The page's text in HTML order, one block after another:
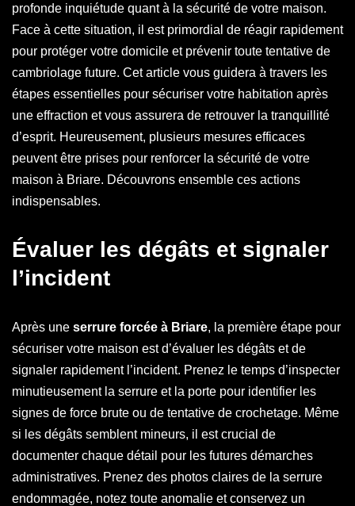
profonde inquiétude quant à la sécurité de votre maison.
Face à cette situation, il est primordial de réagir rapidement
pour protéger votre domicile et prévenir toute tentative de
cambriolage future. Cet article vous guidera à travers les
étapes essentielles pour sécuriser votre habitation après
une effraction et vous assurera de retrouver la tranquillité
d’esprit. Heureusement, plusieurs mesures efficaces
peuvent être prises pour renforcer la sécurité de votre
maison à Briare. Découvrons ensemble ces actions
indispensables.
Évaluer les dégâts et signaler
l’incident
Après une serrure forcée à Briare, la première étape pour
sécuriser votre maison est d’évaluer les dégâts et de
signaler rapidement l’incident. Prenez le temps d’inspecter
minutieusement la serrure et la porte pour identifier les
signes de force brute ou de tentative de crochetage. Même
si les dégâts semblent mineurs, il est crucial de
documenter chaque détail pour les futures démarches
administratives. Prenez des photos claires de la serrure
endommagée, notez toute anomalie et conservez un